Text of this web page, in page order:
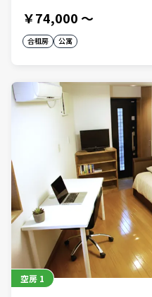
￥74,000～
合租房 公寓
空房 1